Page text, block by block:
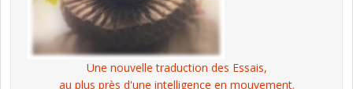
Une nouvelle traduction des Essais,
au plus près d'une intelligence en mouvement.